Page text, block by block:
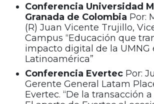
Conferencia Universidad
Granada de Colombia Por:
(R) Juan Vicente Trujillo,
Campus “Educación que
impacto digital de la UMNG
Latinoamérica”
Conferencia Evertec Por:
Gerente General Latam
Evertec. “De la transacción